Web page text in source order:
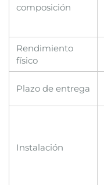
composición
Rendimiento
físico
Plazo de entrega
Instalación